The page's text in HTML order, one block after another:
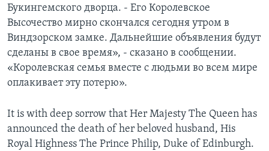
Букингемского дворца. - Его Королевское
Высочество мирно скончался сегодня утром в
Виндзорском замке. Дальнейшие объявления будут
сделаны в свое время», - сказано в сообщении.
«Королевская семья вместе с людьми во всем мире
оплакивает эту потерю».
It is with deep sorrow that Her Majesty The Queen has
announced the death of her beloved husband, His
Royal Highness The Prince Philip, Duke of Edinburgh.